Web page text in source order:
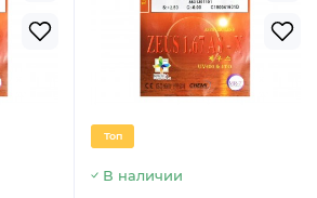
Топ
В наличии